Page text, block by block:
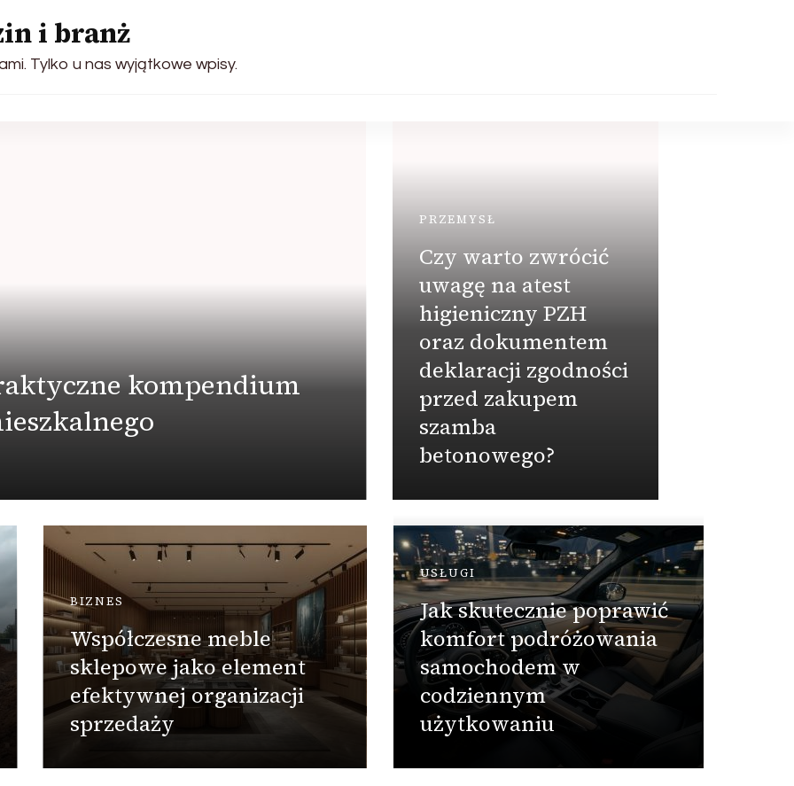
i branż
Tylko u nas wyjątkowe wpisy.
kompendium
PRZEMYSŁ
Czy warto zwrócić
uwagę na atest
higieniczny PZH
oraz dokumentem
deklaracji zgodności
przed zakupem
szamba
betonowego?
BIZNES
Współczesne meble
sklepowe jako element
efektywnej organizacji
sprzedaży
USŁUGI
Jak skutecznie poprawić
komfort podróżowania
samochodem w
codziennym
użytkowaniu